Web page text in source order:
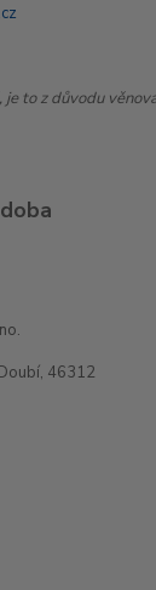
to z důvodu
46312